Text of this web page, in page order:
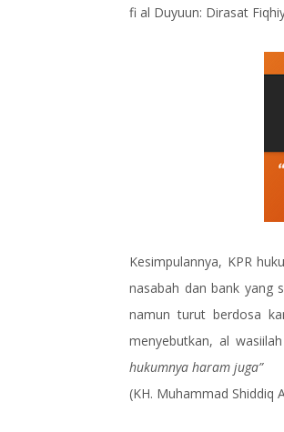
fi al Duyuun: Dirasat
Kesimpulannya, KPR
nasabah dan bank yang
namun turut berdosa
menyebutkan, al
hukumnya haram juga”
(KH. Muhammad Shiddiq